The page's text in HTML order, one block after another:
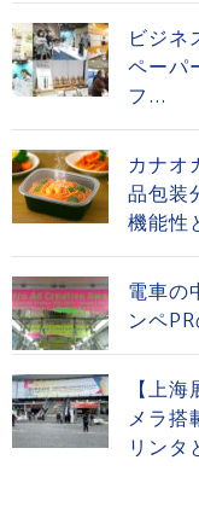
ビジ
ペーパ
フ...
カナオ
品包装
機能性
電車の
ンペ
【上
メラ
リンタ